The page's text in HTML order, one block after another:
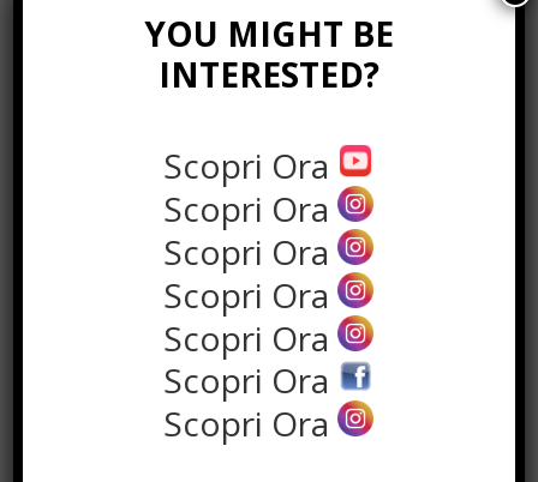
Related Posts
LEAVE A COMMENT
YOU MIGHT BE
INTERESTED?
Scopri Ora
Scopri Ora
Scopri Ora
Scopri Ora
Scopri Ora
Scopri Ora
Scopri Ora